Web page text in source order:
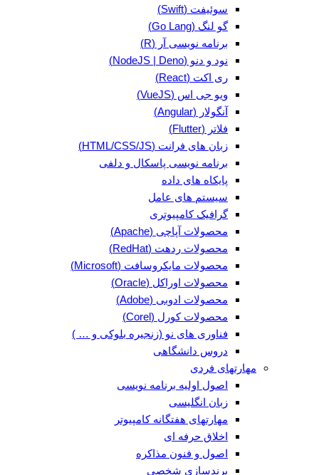
سوئیفت (Swift)
گو لنگ (Go Lang)
برنامه نویسی آر (R)
نود و دنو (NodeJS | Deno)
ری اکت (React)
ویو جی اس (VueJS)
آنگولار (Angular)
فلاتر (Flutter)
زبان های فرانت (HTML/CSS/JS)
برنامه نویسی پاسکال و دلفی
پایکاه های داده
سیستم های عامل
گرافیک کامپیوتری
محصولات آپاچی (Apache)
محصولات ردهت (RedHat)
محصولات مایکروسافت (Microsoft)
محصولات اوراکل (Oracle)
محصولات ادوبی (Adobe)
محصولات کورل (Corel)
فناوری های نو (زنجیره بلوکی و … )
دروس دانشگاهی
مهارتهای فردی
اصول اولیه برنامه نویسی
زبان انگلیسی
مهارتهای هفتگانه کامپیوتر
اخلاق حرفه ای
اصول و فنون مذاکره
برندسازی شخصی